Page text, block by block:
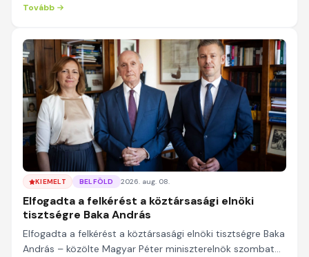
Tovább
KIEMELT BELFÖLD 2026. aug. 08.
Elfogadta a felkérést a köztársasági elnöki
tisztségre Baka András
Elfogadta a felkérést a köztársasági elnöki tisztségre Baka
András – közölte Magyar Péter miniszterelnök szombaton